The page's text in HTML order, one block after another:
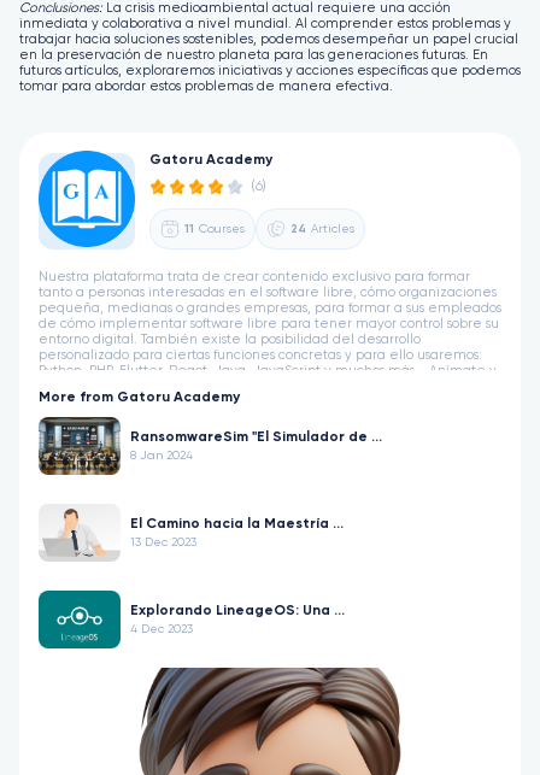
Conclusiones: La crisis medioambiental actual requiere una acción
inmediata y colaborativa a nivel mundial. Al comprender estos problemas y
trabajar hacia soluciones sostenibles, podemos desempeñar un papel crucial
en la preservación de nuestro planeta para las generaciones futuras. En
futuros artículos, exploraremos iniciativas y acciones específicas que podemos
tomar para abordar estos problemas de manera efectiva.
Gatoru Academy
(6)
11 Courses 24 Articles
Nuestra plataforma trata de crear contenido exclusivo para formar
tanto a personas interesadas en el software libre, cómo organizaciones
pequeña, medianas o grandes empresas, para formar a sus empleados
de cómo implementar software libre para tener mayor control sobre su
entorno digital. También existe la posibilidad del desarrollo
personalizado para ciertas funciones concretas y para ello usaremos:
Python, PHP, Flutter, React, Java, JavaScript y muchos más... Anímate y
More from Gatoru Academy
RansomwareSim "El Simulador de ...
8 Jan 2024
El Camino hacia la Maestría ...
13 Dec 2023
Explorando LineageOS: Una ...
4 Dec 2023